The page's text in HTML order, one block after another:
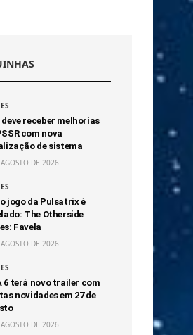
deve receber melhorias
com nova
de sistema
DE 2026
jogo da Pulsatrix é
The Otherside
Favela
DE 2026
6 terá novo trailer com
novidades em 27 de
DE 2026